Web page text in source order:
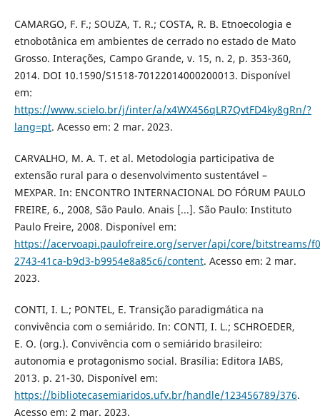
CAMARGO, F. F.; SOUZA, T. R.; COSTA, R. B. Etnoecologia e
etnobotânica em ambientes de cerrado no estado de Mato
Grosso. Interações, Campo Grande, v. 15, n. 2, p. 353-360,
2014. DOI 10.1590/S1518-70122014000200013. Disponível
em:
https://www.scielo.br/j/inter/a/x4WX456qLR7QvtFD4ky8gRn/?
lang=pt. Acesso em: 2 mar. 2023.
CARVALHO, M. A. T. et al. Metodologia participativa de
extensão rural para o desenvolvimento sustentável –
MEXPAR. In: ENCONTRO INTERNACIONAL DO FÓRUM PAULO
FREIRE, 6., 2008, São Paulo. Anais [...]. São Paulo: Instituto
Paulo Freire, 2008. Disponível em:
https://acervoapi.paulofreire.org/server/api/core/bitstreams/
2743-41ca-b9d3-b9954e8a85c6/content. Acesso em: 2 mar.
2023.
CONTI, I. L.; PONTEL, E. Transição paradigmática na
convivência com o semiárido. In: CONTI, I. L.; SCHROEDER,
E. O. (org.). Convivência com o semiárido brasileiro:
autonomia e protagonismo social. Brasília: Editora IABS,
2013. p. 21-30. Disponível em:
https://bibliotecasemiaridos.ufv.br/handle/123456789/376.
Acesso em: 2 mar. 2023.